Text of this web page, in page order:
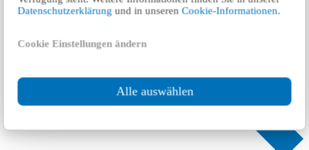
Datenschutzerklärung und in unserenCookie-Informationen.
Cookie Einstellungen ändern
Alle auswählen